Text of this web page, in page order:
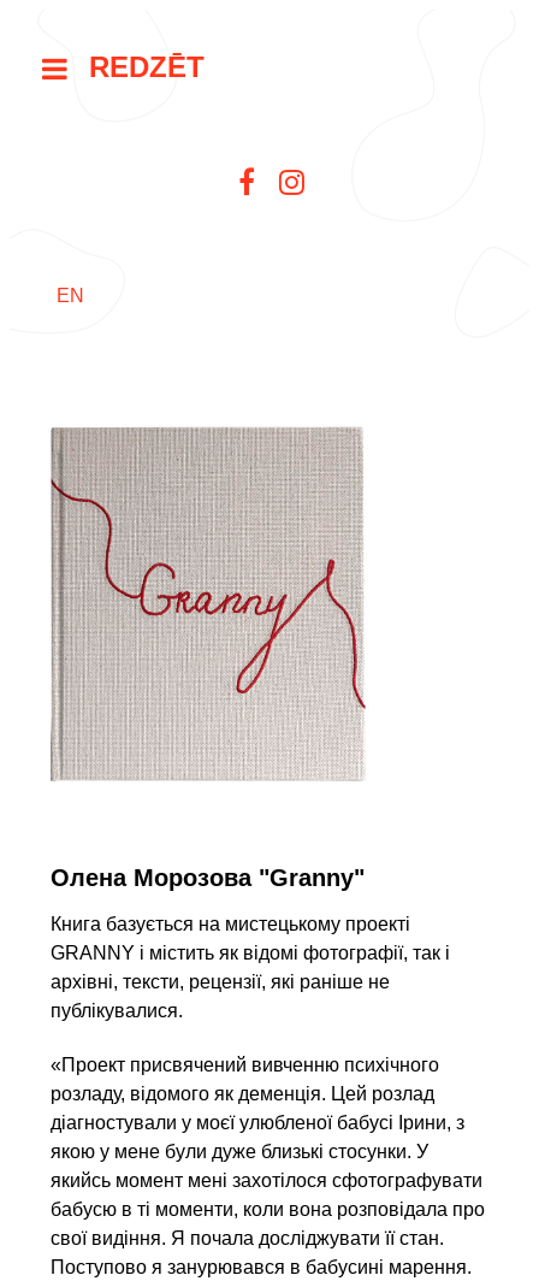
REDZĒT
EN
Олена Морозова "Granny"
Книга базується на мистецькому проекті
GRANNY і містить як відомі фотографії, так і
архівні, тексти, рецензії, які раніше не
публікувалися.
«Проект присвячений вивченню психічного
розладу, відомого як деменція. Цей розлад
діагностували у моєї улюбленої бабусі Ірини, з
якою у мене були дуже близькі стосунки. У
якийсь момент мені захотілося сфотографувати
бабусю в ті моменти, коли вона розповідала про
свої видіння. Я почала досліджувати її стан.
Поступово я занурювався в бабусині марення.